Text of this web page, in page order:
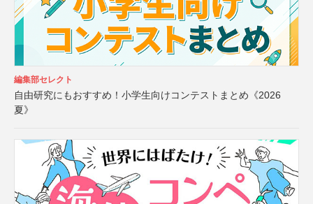
編集部セレクト
自由研究にもおすすめ！小学生向けコンテストまとめ《2026
夏》